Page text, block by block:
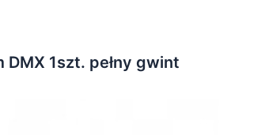
1szt. pełny gwint